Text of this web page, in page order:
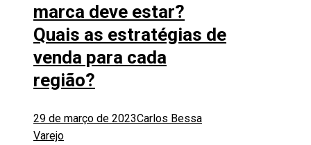
marca deve estar?
Quais as estratégias de
venda para cada
região?
29 de março de 2023Carlos Bessa
Varejo